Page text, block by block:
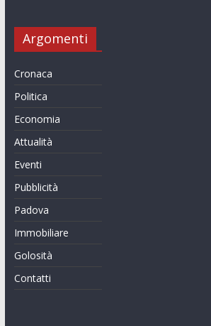
Argomenti
Cronaca
Politica
Economia
Attualità
Eventi
Pubblicità
Padova
Immobiliare
Golosità
Contatti